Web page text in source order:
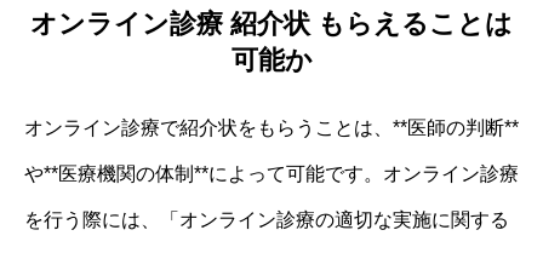
オンライン診療 紹介状 もらえることは
可能か
オンライン診療で紹介状をもらうことは、**医師の判断**
や**医療機関の体制**によって可能です。オンライン診療
を行う際には、「オンライン診療の適切な実施に関する